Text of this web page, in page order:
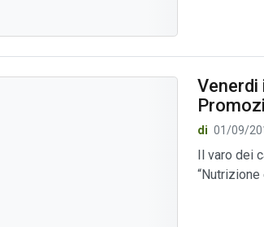
Venerdi
di 01/09/
Il varo dei
“Nutrizione